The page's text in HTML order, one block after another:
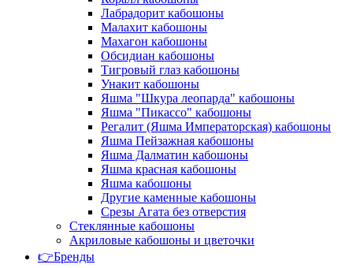
Лабрадорит кабошоны
Малахит кабошоны
Махагон кабошоны
Обсидиан кабошоны
Тигровый глаз кабошоны
Унакит кабошоны
Яшма "Шкура леопарда" кабошоны
Яшма "Пикассо" кабошоны
Регалит (Яшма Императорская) кабошоны
Яшма Пейзажная кабошоны
Яшма Далматин кабошоны
Яшма красная кабошоны
Яшма кабошоны
Другие каменные кабошоны
Срезы Агата без отверстия
Стеклянные кабошоны
Акриловые кабошоны и цветочки
👉Бренды